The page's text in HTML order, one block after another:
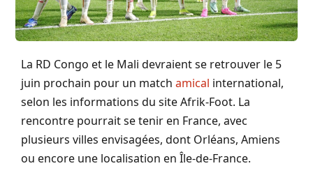
La RD Congo et le Mali devraient se retrouver le 5
juin prochain pour un match amical international,
selon les informations du site Afrik-Foot. La
rencontre pourrait se tenir en France, avec
plusieurs villes envisagées, dont Orléans, Amiens
ou encore une localisation en Île-de-France.